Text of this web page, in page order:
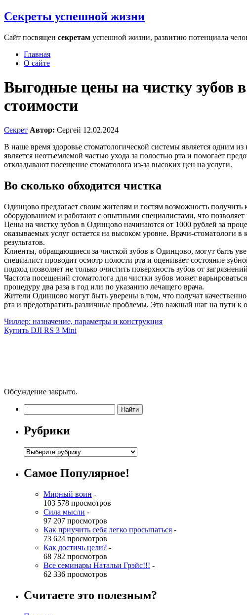
Секреты успешной жизни
Сайт посвящен секретам успешной жизни, развитию потенциала
Главная
О сайте
Выгодные цены на чистку зубов
стоимости
Секрет Автор: Сергей 12.02.2024
В наше время здоровье стоматологической системы является одним
является неотъемлемой частью ухода за полостью рта и помогает
откладывают посещение стоматолога из-за высоких цен на услуги.
Во сколько обходится чистка
Одинцово предлагает своим жителям и гостям возможность
оборудованием и работают с опытными специалистами, что
Цены на чистку зубов в Одинцово начинаются от 1000 рублей за
оказываемых услуг остается на высоком уровне. Врачи-стоматологи
результатов.
Клиенты, обращающиеся за чисткой зубов в Одинцово, могут быть
специалист проводит осмотр полости рта и оценивает состояние
подход позволяет не только очистить поверхность зубов от
Частота посещений стоматолога для чистки зубов может
процедуру два раза в год или по указанию лечащего врача.
Жители Одинцово могут быть уверены в том, что получат
рта и предотвратить различные проблемы. Это важный шаг на пути
Чиллер: назначение, параметры и конструкция
Купить DJI RS 3 Mini
Обсуждение закрыто.
Рубрики
Самое Популярное!
Мирный воин -
103 578 просмотров
Сила мысли -
97 207 просмотров
Как приучить себя легко просыпаться -
73 624 просмотров
Как достичь цели? -
68 782 просмотров
Все семинары Натальи Грэйс!!! -
62 336 просмотров
Считаете это полезным?